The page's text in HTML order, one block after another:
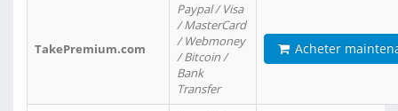
TakePremium.com
Paypal / Visa
/ MasterCard
/ Webmoney
/ Bitcoin /
Bank
Transfer
Acheter